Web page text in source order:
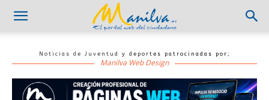
Noticias de Juventud y deportes patrocinadas por;
Manilva Web Design